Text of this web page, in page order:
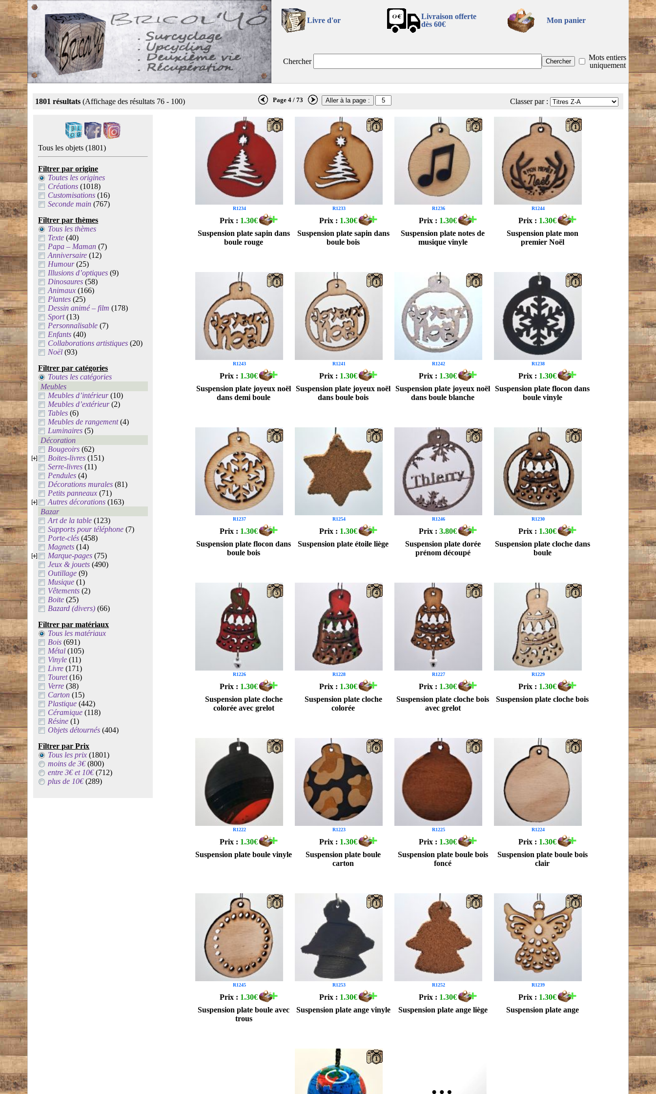
Livre d'or
Livraison offerte
dès 60€
Mon panier
Chercher
Mots entiers
uniquement
1801 résultats (Affichage des résultats 76 - 100) Page 4 / 73 Classer par :
Tous les objets(1801)
Filtrer par origine
Toutes les origines
Créations (1018)
Customisations (16)
Seconde main (767)
Filtrer par thèmes
Tous les thèmes
Texte (40)
Papa – Maman (7)
Anniversaire (12)
Humour(25)
Illusions d’optiques (9)
Dinosaures (58)
Animaux (166)
Plantes (25)
Dessin animé – film (178)
Sport(13)
Personnalisable (7)
Enfants (40)
Collaborations artistiques (20)
Noël (93)
Filtrer par catégories
Toutes les catégories
Meubles
Meubles d’intérieur(10)
Meubles d’extérieur(2)
Tables (6)
Meubles de rangement(4)
Luminaires (5)
Décoration
Bougeoirs (62)
Boites-livres (151)
Serre-livres (11)
Pendules (4)
Décorations murales (81)
Petits panneaux (71)
Autres décorations (163)
Bazar
Art de la table (123)
Supports pour téléphone (7)
Porte-clés (458)
Magnets (14)
Marque-pages (75)
Jeux & jouets (490)
Outillage (9)
Musique (1)
Vêtements (2)
Boite (25)
Bazard (divers) (66)
Filtrer par matériaux
Tous les matériaux
Bois (691)
Métal (105)
Vinyle (11)
Livre (171)
Touret(16)
Verre (38)
Carton (15)
Plastique (442)
Céramique (118)
Résine (1)
Objets détournés (404)
Filtrer par Prix
Tous les prix(1801)
moins de 3€(800)
entre 3€ et 10€(712)
plus de 10€(289)
R1234
1
Prix : 1.30€
Suspension plate sapin dans
boule rouge
R1233
1
Prix : 1.30€
Suspension plate sapin dans
boule bois
R1236
2
Prix : 1.30€
Suspension plate notes de
musique vinyle
R1244
1
Prix : 1.30€
Suspension plate mon
premier Noël
R1243
1
Prix : 1.30€
Suspension plate joyeux noël
dans demi boule
R1241
1
Prix : 1.30€
Suspension plate joyeux noël
dans boule bois
R1242
1
Prix : 1.30€
Suspension plate joyeux noël
dans boule blanche
R1238
1
Prix : 1.30€
Suspension plate flocon dans
boule vinyle
R1237
1
Prix : 1.30€
Suspension plate flocon dans
boule bois
R1254
1
Prix : 1.30€
Suspension plate étoile liège
R1246
5
Prix :3.80€
Suspension plate dorée
prénom découpé
R1230
1
Prix : 1.30€
Suspension plate cloche dans
boule
R1226
5
Prix : 1.30€
Suspension plate cloche
colorée avec grelot
R1228
4
Prix : 1.30€
Suspension plate cloche
colorée
R1227
1
Prix : 1.30€
Suspension plate cloche bois
avec grelot
R1229
1
Prix : 1.30€
Suspension plate cloche bois
R1222
6
Prix : 1.30€
Suspension plate boule vinyle
R1223
6
Prix : 1.30€
Suspension plate boule
carton
R1225
1
Prix : 1.30€
Suspension plate boule bois
foncé
R1224
1
Prix : 1.30€
Suspension plate boule bois
clair
R1245
1
Prix : 1.30€
Suspension plate boule avec
trous
R1253
1
Prix : 1.30€
Suspension plate ange vinyle
R1252
1
Prix : 1.30€
Suspension plate ange liège
R1239
1
Prix : 1.30€
Suspension plate ange
1